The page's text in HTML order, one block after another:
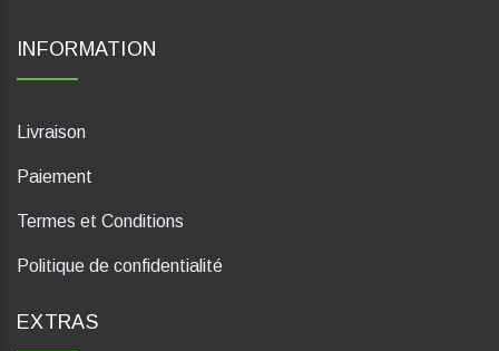
INFORMATION
Livraison
Paiement
Termes et Conditions
Politique de confidentialité
EXTRAS